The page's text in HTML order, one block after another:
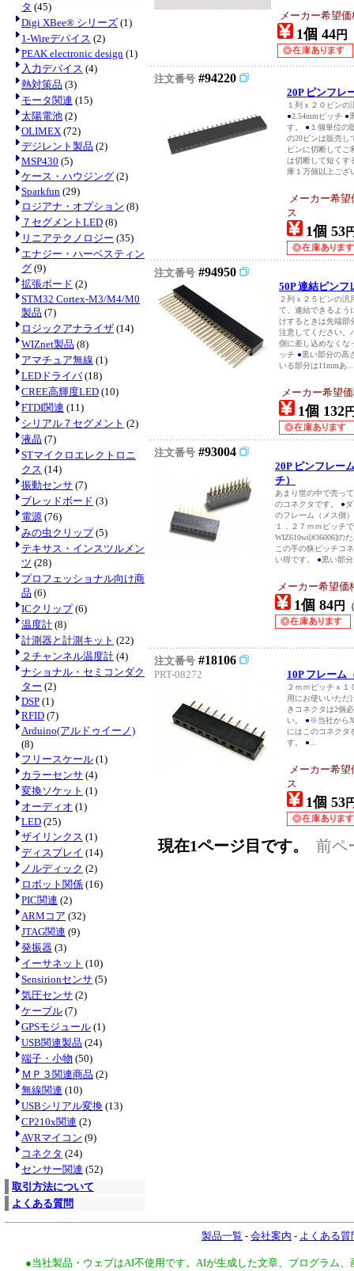
タ (45)
Digi XBee® シリーズ (1)
1-Wireデバイス (2)
PEAK electronic design (1)
入力デバイス (4)
熱対策品 (3)
モータ関連 (15)
太陽電池 (2)
OLIMEX (72)
デジレント製品 (2)
MSP430 (5)
ケース・ハウジング (2)
Sparkfun (29)
ロジアナ・オプション (8)
７セグメントLED (8)
リニアテクノロジー (35)
エナジー・ハーベスティン
グ (9)
拡張ボード (2)
STM32 Cortex-M3/M4/M0
製品 (7)
ロジックアナライザ (14)
WIZnet製品 (8)
アマチュア無線 (1)
LEDドライバ(18)
CREE高輝度LED (10)
FTDI関連 (11)
シリアル７セグメント (2)
液晶 (7)
STマイクロエレクトロニ
クス (14)
振動センサ (7)
ブレッドボード (3)
電源 (76)
みの虫クリップ(5)
テキサス・インスツルメン
ツ (28)
プロフェッショナル向け商
品 (6)
ICクリップ(6)
温度計 (8)
計測器と計測キット (22)
２チャンネル温度計 (4)
ナショナル・セミコンダク
ター (2)
DSP (1)
RFID (7)
Arduino(アルドゥイーノ)
(8)
フリースケール (1)
カラーセンサ (4)
変換ソケット (1)
オーディオ (1)
LED (25)
ザイリンクス (1)
ディスプレイ (14)
ノルディック (2)
ロボット関係 (16)
PIC関連 (2)
ARMコア (32)
JTAG関連 (9)
発振器 (3)
イーサネット (10)
Sensirionセンサ (5)
気圧センサ (2)
ケーブル (7)
GPSモジュール (1)
USB関連製品 (24)
端子・小物 (50)
ＭＰ３関連商品 (2)
無線関連 (10)
USBシリアル変換 (13)
CP210x関連 (2)
AVRマイコン (9)
コネクタ (24)
センサー関連 (52)
取引方法について
よくある質問
メーカー希望
1個 44円
注文番号 #94220
20P ピンフレ
１列ｘ２０ピンの
●2.54mmピッチ ●
す。 ● １個単位の
の20ピンは販売し
ピンに切断してご
は切断して短くす
庫１万個以上ござ
メーカー希
ス
1個 53
注文番号 #94950
50P 連結ピンフ
２列ｘ２５ピンの汎
て、連結できるよう
けするときは先端部
注意してください。
側に差し込めなくな
ッチ ●黒い部分の高
いる部分は11mmあ...
メーカー希望
1個 132
注文番号 #93004
20P ピンフレー
チ）
あまり世の中で売っ
のコネクタです。 ●
のフレーム（メス側
１．２７ｍｍピッチ
WIZ610wi[#36006]の
この手の狭ピッチコ
い得です。 ●黒い部
メーカー希望価
1個 84円
注文番号 #18106
PRT-08272 10P フレーム
２ｍｍピッチｘ
用にお使いいただ
きコネクタは2個
い。 ●※当社から
にはこのコネクタ
す。 ●
メーカー希
ス
1個 53
現在1ページ目です。 前ペ
製品一覧 - 会社案内 - よくある質
●当社製品・ウェブはAI不使用です。AIが生成した文章、プログラム